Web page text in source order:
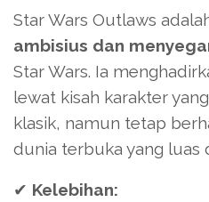
Star Wars Outlaws
ambisius dan
Star Wars. Ia
lewat kisah karakter
klasik, namun tetap
dunia terbuka yang luas
✔ Kelebihan: